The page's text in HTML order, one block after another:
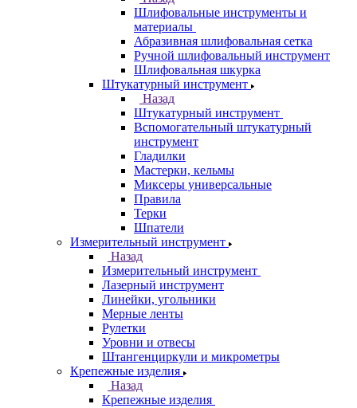
Шлифовальные инструменты и
материалы
Абразивная шлифовальная сетка
Ручной шлифовальный инструмент
Шлифовальная шкурка
Штукатурный инструмент
Назад
Штукатурный инструмент
Вспомогательный штукатурный
инструмент
Гладилки
Мастерки, кельмы
Миксеры универсальные
Правила
Терки
Шпатели
Измерительный инструмент
Назад
Измерительный инструмент
Лазерный инструмент
Линейки, угольники
Мерные ленты
Рулетки
Уровни и отвесы
Штангенциркули и микрометры
Крепежные изделия
Назад
Крепежные изделия